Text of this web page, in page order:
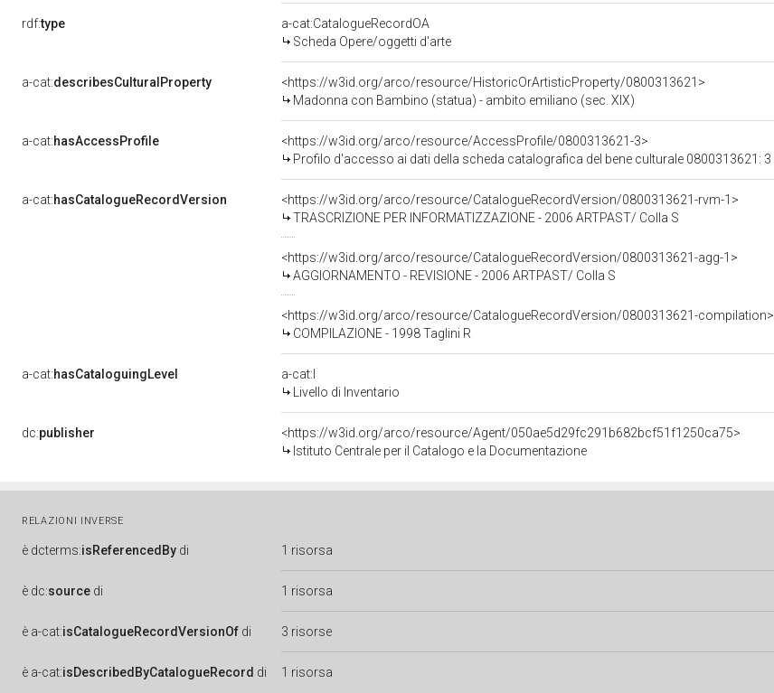
rdf:type
a-cat:CatalogueRecordOA
Scheda Opere/oggetti d'arte
a-cat:describesCulturalProperty
<https://w3id.org/arco/resource/HistoricOrArtisticProperty/0800313621>
Madonna con Bambino (statua) - ambito emiliano (sec. XIX)
a-cat:hasAccessProfile
<https://w3id.org/arco/resource/AccessProfile/0800313621-3>
Profilo d'accesso ai dati della scheda catalografica del bene culturale 0800313621: 3
a-cat:hasCatalogueRecordVersion
<https://w3id.org/arco/resource/CatalogueRecordVersion/0800313621-rvm-1>
TRASCRIZIONE PER INFORMATIZZAZIONE - 2006 ARTPAST/ Colla S
<https://w3id.org/arco/resource/CatalogueRecordVersion/0800313621-agg-1>
AGGIORNAMENTO - REVISIONE - 2006 ARTPAST/ Colla S
<https://w3id.org/arco/resource/CatalogueRecordVersion/0800313621-compilation>
COMPILAZIONE - 1998 Taglini R
a-cat:hasCataloguingLevel
a-cat:I
Livello di Inventario
dc:publisher
<https://w3id.org/arco/resource/Agent/050ae5d29fc291b682bcf51f1250ca75>
Istituto Centrale per il Catalogo e la Documentazione
RELAZIONI INVERSE
è dcterms:isReferencedBy di 1 risorsa
è dc:source di 1 risorsa
è a-cat:isCatalogueRecordVersionOf di 3 risorse
è a-cat:isDescribedByCatalogueRecord di 1 risorsa